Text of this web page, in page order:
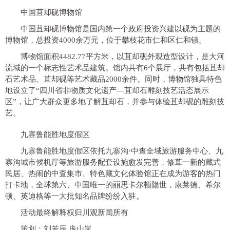
中国苴却砚博物馆
中国苴却砚博物馆是国内第一个政府投资兴建以砚为主题的
博物馆，总投资4000余万元，位于攀枝花市仁和区仁和镇。
博物馆面积4482.77平方米，以苴却砚外观造型设计，是大河
流域的一个标志性艺术品建筑。馆内共有6个展厅，共有包括苴却
石艺术品、苴却砚等艺术藏品2000余件。同时，博物馆独具特色
地设立了“四川省非物质文化遗产—苴却石雕刻技艺活态展示
区”，让广大群众更多地了解苴却石，并参与体验苴却砚的雕刻技
艺。
九寨鲁能胜地度假区
九寨鲁能胜地度假区依托九寨沟·中查全域旅游服务中心、九
寨沟城市候机厅等旅游服务配套设施愈发完善，修葺一新的藏式
民居、热闹的中查集市、特色藏文化体验馆正在成为游客的热门
打卡地，全球第六、中国唯一的丽思卡尔顿隐世，康莱德、希尔
顿、英迪格等一大批知名品牌纷纷入驻。
活动最终解释权归川观新闻所有